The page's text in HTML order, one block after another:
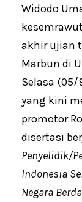
Widodo
akhir ujian
Marbun di
Selasa
yang kini
promotor
disertasi
Penyelidik/
Indonesia
Negara